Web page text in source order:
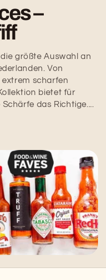
–
größte Auswahl an
Von
scharfen
bietet für
das Richtige....